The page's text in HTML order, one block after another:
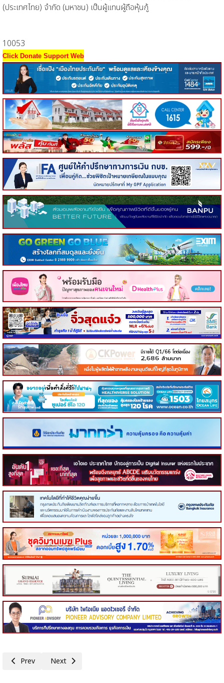
(ประเทศไทย) จำกัด (มหาชน) เป็นผู้แทนผู้ถือหุ้นกู้
10053
Click Donate Support Web
Previous article: DRT ครบรอบ 40 ปี เปิดโรงงานอิฐมวลเบาสระบุรีแห่งที่
Prev Next article: ASW โชว์แกร่ง 9 เดือนกวาดยอดขาย 17,474 ล้
Next